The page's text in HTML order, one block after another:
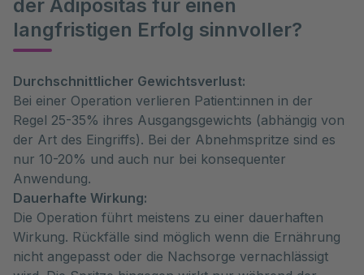
der Adipositas für einen
langfristigen Erfolg sinnvoller?
Durchschnittlicher Gewichtsverlust:
Bei einer Operation verlieren Patient:innen in der
Regel 25-35% ihres Ausgangsgewichts (abhängig von
der Art des Eingriffs). Bei der Abnehmspritze sind es
nur 10-20% und auch nur bei konsequenter
Anwendung.
Dauerhafte Wirkung:
Die Operation führt meistens zu einer dauerhaften
Wirkung. Rückfälle sind möglich wenn die Ernährung
nicht angepasst oder die Nachsorge vernachlässigt